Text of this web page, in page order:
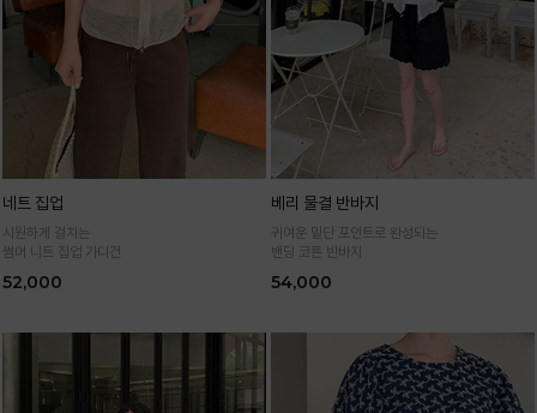
네트 집업
시원하게 걸치는
썸머 니트 집업 가디건
52,000
베리 물결 반바지
귀여운 밑단 포인트로 완성되는
밴딩 코튼 반바지
54,000